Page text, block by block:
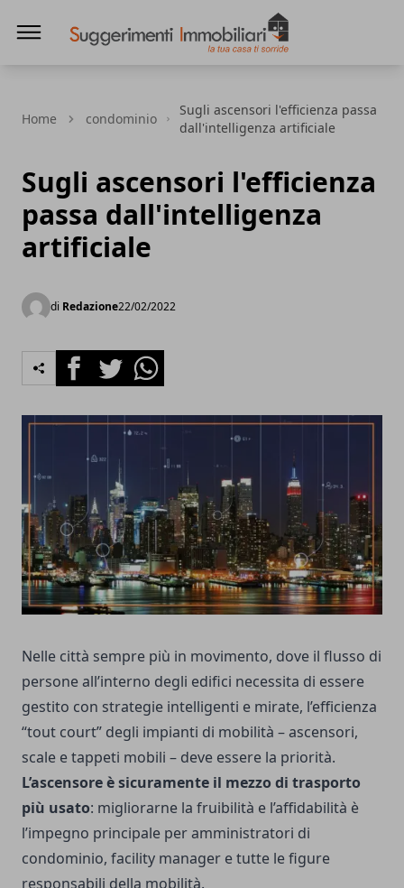
Home condominio
Sugli ascensori l'efficienza passa
dall'intelligenza artificiale
Sugli ascensori l'efficienza
passa dall'intelligenza
artificiale
di Redazione22/02/2022
FacebookTwitterWhatsapp
Nelle città sempre più in movimento, dove il flusso di
persone all’interno degli edifici necessita di essere
gestito con strategie intelligenti e mirate, l’efficienza
“tout court” degli impianti di mobilità – ascensori,
scale e tappeti mobili – deve essere la priorità.
L’ascensore è sicuramente il mezzo di trasporto
più usato: migliorarne la fruibilità e l’affidabilità è
l’impegno principale per amministratori di
condominio, facility manager e tutte le figure
responsabili della mobilità.